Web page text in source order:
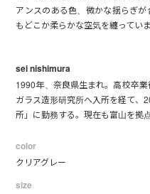
アンスのある色、微かな揺らぎ
もどこか柔らかな空気を纏っていま
sei nishimura
1990年、奈良県生まれ。高校卒
ガラス造形研究所へ入所を経て、
所」に勤務する。現在も富山を拠
color
クリアグレー
size